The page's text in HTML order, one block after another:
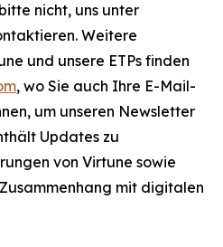
nicht, uns unter
Weitere
und unsere ETPs finden
, wo Sie auch Ihre E-Mail-
um unseren Newsletter
Updates zu
von Virtune sowie
mit digitalen